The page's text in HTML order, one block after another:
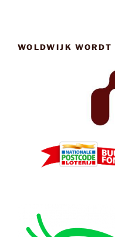
WOLDWIJK WORDT